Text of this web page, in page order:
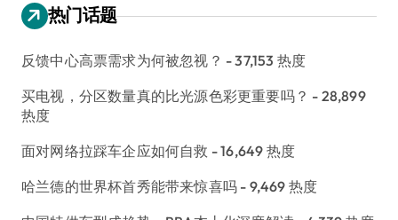
热门话题
反馈中心高票需求为何被忽视？ - 37,153 热度
买电视，分区数量真的比光源色彩更重要吗？ - 28,899
热度
面对网络拉踩车企应如何自救 - 16,649 热度
哈兰德的世界杯首秀能带来惊喜吗 - 9,469 热度